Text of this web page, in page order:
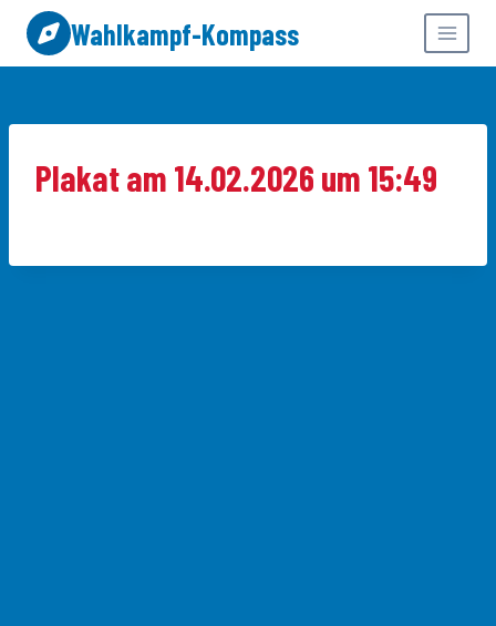
Zum
Inhalt
springen
Wahlkampf-Kompass
Plakat am 14.02.2026 um 15:49